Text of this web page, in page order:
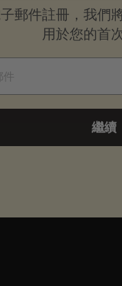
郵件註冊，我們
用於您的首
繼續